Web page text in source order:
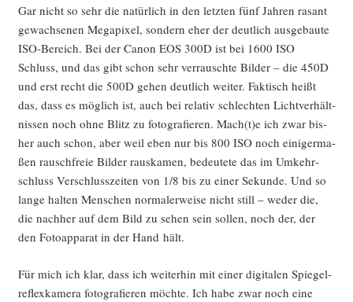
Gar nicht so sehr die natür­lich in den letz­ten fünf Jah­ren rasant
gewach­se­nen Mega­pi­xel, son­dern eher der deut­lich aus­ge­bau­te
ISO-Bereich. Bei der Canon EOS 300D ist bei 1600 ISO
Schluss, und das gibt schon sehr ver­rausch­te Bil­der – die 450D
und erst recht die 500D gehen deut­lich wei­ter. Fak­tisch heißt
das, dass es mög­lich ist, auch bei rela­tiv schlech­ten Licht­ver­hält­
nis­sen noch ohne Blitz zu foto­gra­fie­ren. Mach(t)e ich zwar bis­
her auch schon, aber weil eben nur bis 800 ISO noch eini­ger­ma­
ßen rausch­freie Bil­der raus­ka­men, bedeu­te­te das im Umkehr­
schluss Ver­schluss­zei­ten von 1/8 bis zu einer Sekun­de. Und so
lan­ge hal­ten Men­schen nor­ma­ler­wei­se nicht still – weder die,
die nach­her auf dem Bild zu sehen sein sol­len, noch der, der
den Foto­ap­pa­rat in der Hand hält.
Für mich ich klar, dass ich wei­ter­hin mit einer digi­ta­len Spie­gel­
re­flex­ka­me­ra foto­gra­fie­ren möch­te. Ich habe zwar noch eine